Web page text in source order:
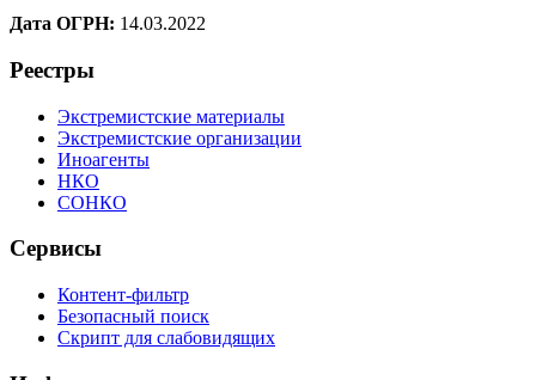
Дата ОГРН: 14.03.2022
Реестры
Экстремистские материалы
Экстремистские организации
Иноагенты
НКО
СОНКО
Сервисы
Контент-фильтр
Безопасный поиск
Скрипт для слабовидящих